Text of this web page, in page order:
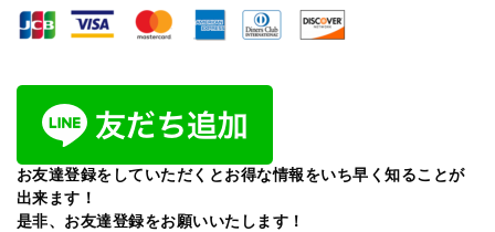
お友達登録をしていただくとお得な情報をいち早く知ることが
出来ます！
是非、お友達登録をお願いいたします！